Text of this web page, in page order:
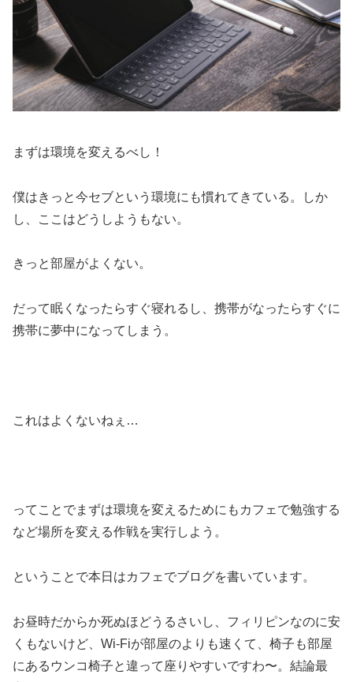
まずは環境を変えるべし！
僕はきっと今セブという環境にも慣れてきている。しか
し、ここはどうしようもない。
きっと部屋がよくない。
だって眠くなったらすぐ寝れるし、携帯がなったらすぐに
携帯に夢中になってしまう。
これはよくないねぇ…
ってことでまずは環境を変えるためにもカフェで勉強する
など場所を変える作戦を実行しよう。
ということで本日はカフェでブログを書いています。
お昼時だからか死ぬほどうるさいし、フィリピンなのに安
くもないけど、Wi-Fiが部屋のよりも速くて、椅子も部屋
にあるウンコ椅子と違って座りやすいですわ〜。結論最